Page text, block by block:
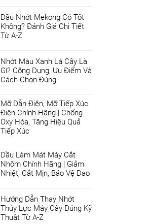
Dầu Nhớt Mekong Có Tốt
Không? Đánh Giá Chi Tiết
Từ A-Z
Nhớt Màu Xanh Lá Cây Là
Gì? Công Dụng, Ưu Điểm Và
Cách Chọn Đúng
Mỡ Dẫn Điện, Mỡ Tiếp Xúc
Điện Chính Hãng | Chống
Oxy Hóa, Tăng Hiệu Quả
Tiếp Xúc
Dầu Làm Mát Máy Cắt
Nhôm Chính Hãng | Giảm
Nhiệt, Cắt Mịn, Bảo Vệ Dao
Hướng Dẫn Thay Nhớt
Thủy Lực Máy Cày Đúng Kỹ
Thuật Từ A-Z